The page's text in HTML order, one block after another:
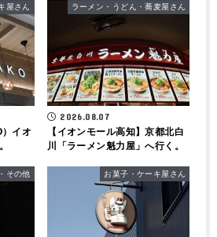
屋さん
）イオ
ラーメン・うどん・蕎麦屋さん
2026.08.07
【イオンモール高知】京都北白
川「ラーメン魁力屋」へ行く。
その他 お菓子・ケーキ屋さん